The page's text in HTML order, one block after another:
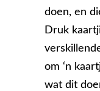
doen, en
Druk
om ‘n
wat dit